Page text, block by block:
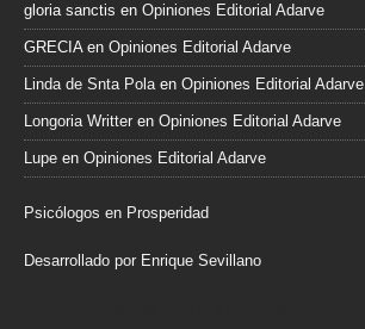
gloria sanctis en Opiniones Editorial Adarve
GRECIAen Opiniones Editorial Adarve
Linda de Snta Polaen Opiniones Editorial Adarve
Longoria Writter en Opiniones Editorial Adarve
Lupe en Opiniones Editorial Adarve
Psicólogos en Prosperidad
Desarrollado por Enrique Sevillano